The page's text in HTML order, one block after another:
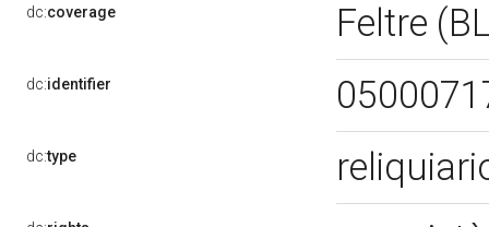
dc:coverage Feltre
dc:identifier
dc:type